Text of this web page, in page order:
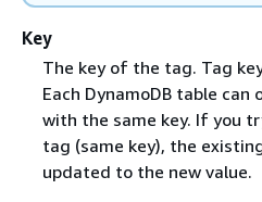
Key
The key of the tag. Tag
Each DynamoDB table can
with the same key. If you
tag (same key), the
updated to the new value.